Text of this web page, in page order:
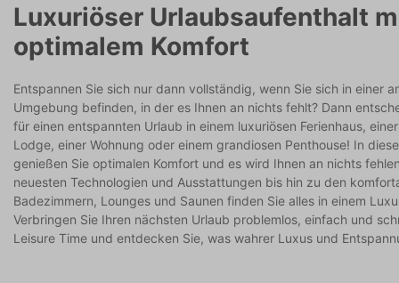
Luxuriöser Urlaubsaufenthalt
optimalem Komfort
Entspannen Sie sich nur dann vollständig, wenn Sie sich in einer
Umgebung befinden, in der es Ihnen an nichts fehlt? Dann
für einen entspannten Urlaub in einem luxuriösen Ferienhaus,
Lodge, einer Wohnung oder einem grandiosen Penthouse! In
genießen Sie optimalen Komfort und es wird Ihnen an nichts
neuesten Technologien und Ausstattungen bis hin zu den
Badezimmern, Lounges und Saunen finden Sie alles in einem
Verbringen Sie Ihren nächsten Urlaub problemlos, einfach und
Leisure Time und entdecken Sie, was wahrer Luxus und